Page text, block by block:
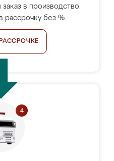
в производство.
рассрочку без %.